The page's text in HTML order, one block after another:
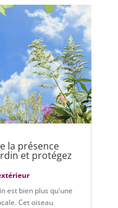
la présence
et protégez
est bien plus qu'une
Cet oiseau